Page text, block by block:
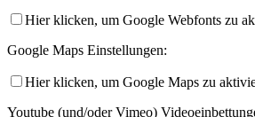
Hier klicken, um Google Webfonts zu
Google Maps Einstellungen:
Hier klicken, um Google Maps zu
Youtube (und/oder Vimeo)